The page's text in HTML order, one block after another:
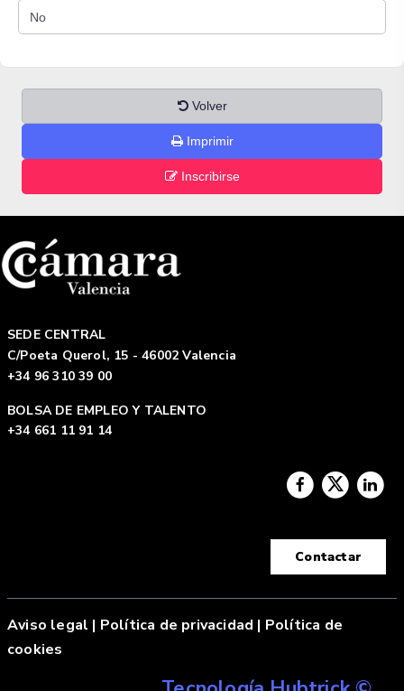
Volver
Imprimir
Inscribirse
SEDE CENTRAL
C/Poeta Querol, 15 - 46002 Valencia
+34 96 310 39 00
BOLSA DE EMPLEO Y TALENTO
+34 661 11 91 14
Contactar
Aviso legal | Política de privacidad | Política de
cookies